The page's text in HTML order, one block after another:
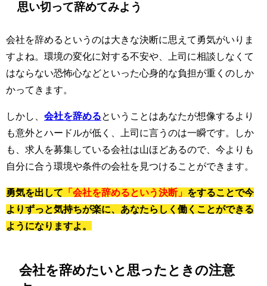
思い切って辞めてみよう
会社を辞めるというのは大きな決断に思えて勇気がいりま
すよね。環境の変化に対する不安や、上司に相談しなくて
はならない恐怖心などといった心身的な負担が重くのしか
かってきます。
しかし、 会社を辞める ということはあなたが想像するより
も意外とハードルが低く、上司に言うのは一瞬です。しか
も、求人を募集している会社は山ほどあるので、今よりも
自分に合う環境や条件の会社を見つけることができます。
勇気を出して 「会社を辞めるという決断」 をすることで今
よりずっと気持ちが楽に、あなたらしく働くことができる
ようになりますよ。
会社を辞めたいと思ったときの注意